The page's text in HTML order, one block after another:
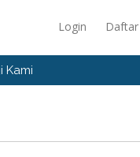
Login Daftar
Kami